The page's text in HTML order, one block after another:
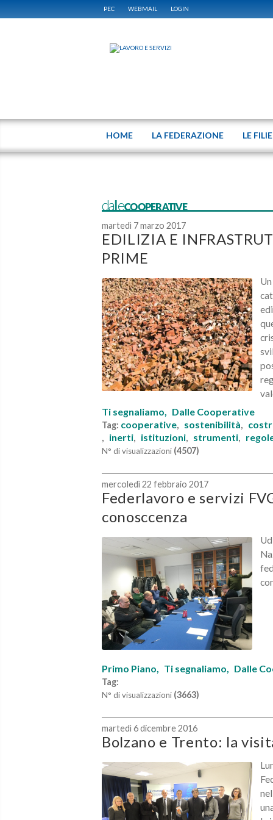
PEC WEBMAIL LOGIN
HOME LA FEDERAZIONE LE
dalleCOOPERATIVE
martedì 7 marzo 2017
EDILIZIA E
PRIME
Ti segnaliamo, Dalle Cooperative
Tag: cooperative, sostenibilità,
, inerti, istituzioni, strumenti,
N° di visualizzazioni (4507)
mercoledì 22 febbraio 2017
Federlavoro e servizi
conosccenza
Primo Piano, Ti segnaliamo, Dalle
Tag:
N° di visualizzazioni (3663)
martedì 6 dicembre 2016
Bolzano e Trento: la